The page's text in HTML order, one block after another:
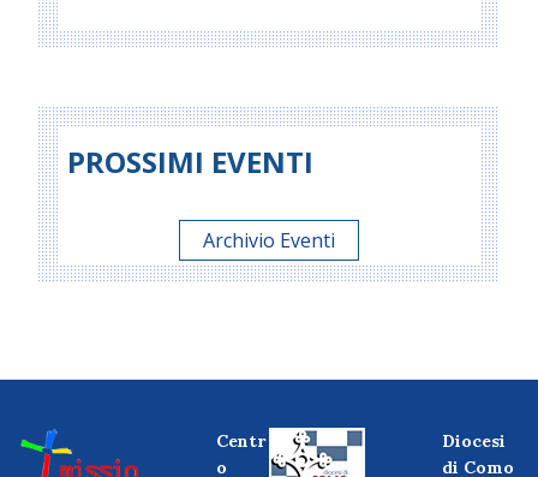
PROSSIMI EVENTI
Archivio Eventi
Centr
o
Diocesi
di Como